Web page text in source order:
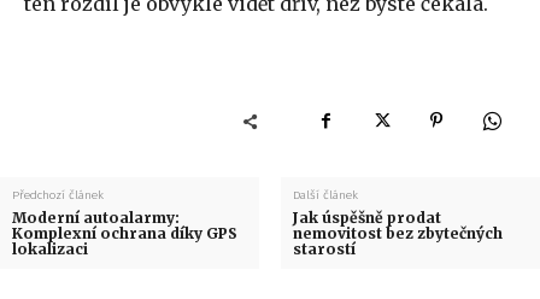
Předchozí článek
Moderní autoalarmy:
Komplexní ochrana díky GPS
lokalizaci
Další článek
Jak úspěšně prodat
nemovitost bez zbytečných
starostí